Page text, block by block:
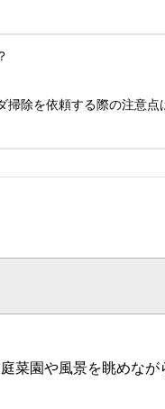
除を依頼する際の注意点
菜園や風景を眺めな